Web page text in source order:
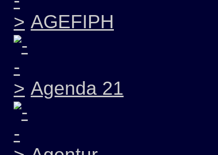
AGEFIPH
Agenda 21